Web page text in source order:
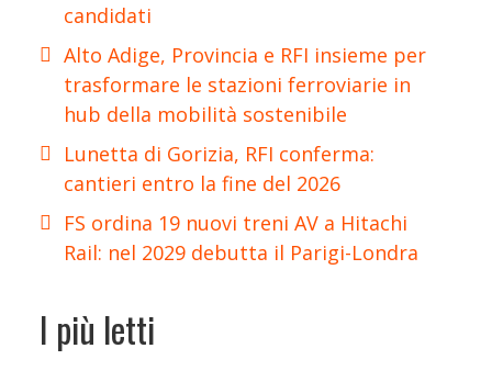
candidati
Alto Adige, Provincia e RFI insieme per
trasformare le stazioni ferroviarie in
hub della mobilità sostenibile
Lunetta di Gorizia, RFI conferma:
cantieri entro la fine del 2026
FS ordina 19 nuovi treni AV a Hitachi
Rail: nel 2029 debutta il Parigi-Londra
I più letti